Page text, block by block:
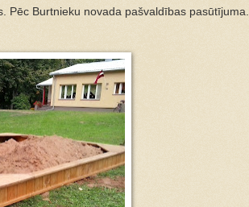
Pēc Burtnieku novada pašvaldības pasūtījuma.